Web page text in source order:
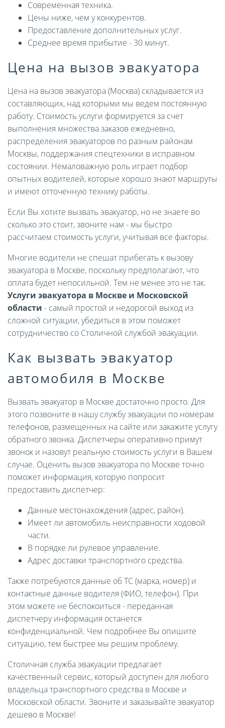
Современная техника.
Цены ниже, чем у конкурентов.
Предоставление дополнительных услуг.
Среднее время прибытие - 30 минут.
Цена на вызов эвакуатора
Цена на вызов эвакуатора (Москва) складывается из
составляющих, над которыми мы ведем постоянную
работу. Стоимость услуги формируется за счет
выполнения множества заказов ежедневно,
распределения эвакуаторов по разным районам
Москвы, поддержания спецтехники в исправном
состоянии. Немаловажную роль играет подбор
опытных водителей, которые хорошо знают маршруты
и имеют отточенную технику работы.
Если Вы хотите вызвать эвакуатор, но не знаете во
сколько это стоит, звоните нам - мы быстро
рассчитаем стоимость услуги, учитывая все факторы.
Многие водители не спешат прибегать к вызову
эвакуатора в Москве, поскольку предполагают, что
оплата будет непосильной. Тем не менее это не так.
Услуги эвакуатора в Москве и Московской
области - самый простой и недорогой выход из
сложной ситуации, убедиться в этом поможет
сотрудничество со Столичной службой эвакуации.
Как вызвать эвакуатор
автомобиля в Москве
Вызвать эвакуатор в Москве достаточно просто. Для
этого позвоните в нашу службу эвакуации по номерам
телефонов, размещенных на сайте или закажите услугу
обратного звонка. Диспетчеры оперативно примут
звонок и назовут реальную стоимость услуги в Вашем
случае. Оценить вызов эвакуатора по Москве точно
поможет информация, которую попросит
предоставить диспетчер:
Данные местонахождения (адрес, район).
Имеет ли автомобиль неисправности ходовой
части.
В порядке ли рулевое управление.
Адрес доставки транспортного средства.
Также потребуются данные об ТС (марка, номер) и
контактные данные водителя (ФИО, телефон). При
этом можете не беспокоиться - переданная
диспетчеру информация останется
конфиденциальной. Чем подробнее Вы опишите
ситуацию, тем быстрее мы решим проблему.
Столичная служба эвакуации предлагает
качественный сервис, который доступен для любого
владельца транспортного средства в Москве и
Московской области. Звоните и заказывайте эвакуатор
дешево в Москве!